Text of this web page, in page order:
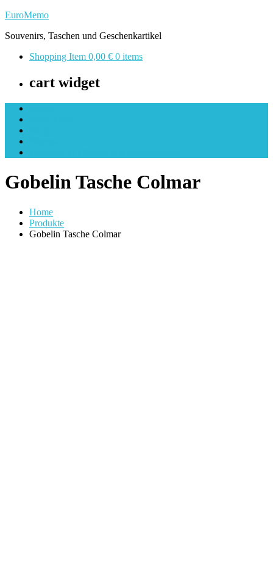
Skip
content
EuroMemo
Souvenirs, Taschen und Geschenkartikel
Shopping Item 0,00 € 0 items
cart widget
Gobelin Tasche Colmar
Home
Produkte
Gobelin Tasche Colmar